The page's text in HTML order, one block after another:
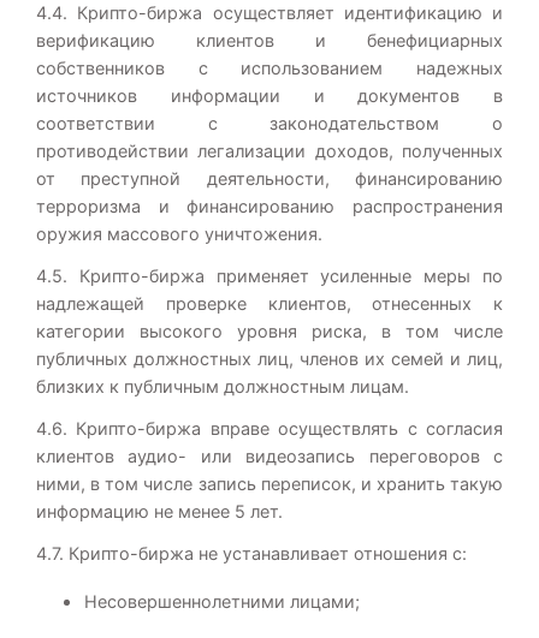
4.4. Крипто-биржа осуществляет идентификацию и
верификацию клиентов и бенефициарных
собственников с использованием надежных
источников информации и документов в
соответствии с законодательством о
противодействии легализации доходов, полученных
от преступной деятельности, финансированию
терроризма и финансированию распространения
оружия массового уничтожения.
4.5. Крипто-биржа применяет усиленные меры по
надлежащей проверке клиентов, отнесенных к
категории высокого уровня риска, в том числе
публичных должностных лиц, членов их семей и лиц,
близких к публичным должностным лицам.
4.6. Крипто-биржа вправе осуществлять с согласия
клиентов аудио- или видеозапись переговоров с
ними, в том числе запись переписок, и хранить такую
информацию не менее 5 лет.
4.7. Крипто-биржа не устанавливает отношения с:
Несовершеннолетними лицами;